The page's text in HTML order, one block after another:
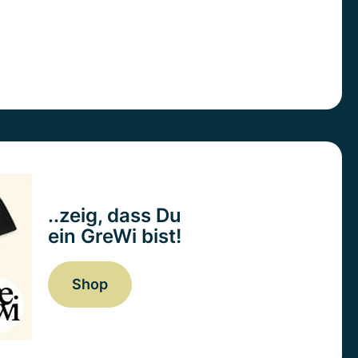
..zeig, dass Du
ein GreWi bist!
Shop